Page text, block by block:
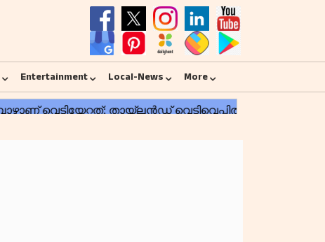
Entertainment Local-News More